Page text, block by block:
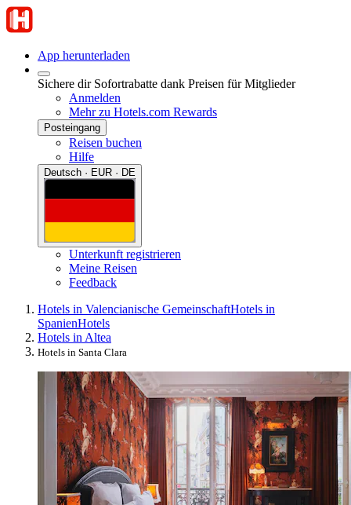
App herunterladen
Sichere dir Sofortrabatte dank Preisen für Mitglieder
Anmelden
Mehr zu Hotels.com Rewards
Posteingang
Reisen buchen
Hilfe
Deutsch · EUR · DE
Unterkunft registrieren
Meine Reisen
Feedback
Hotels in Valencianische GemeinschaftHotels in
SpanienHotels
Hotels in Altea
Hotels in Santa Clara